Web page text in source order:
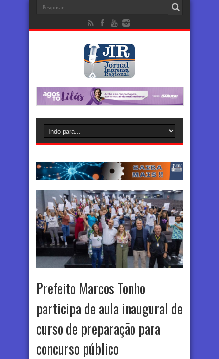
Prefeito Marcos Tonho
participa de aula inaugural de
curso de preparação para
concurso público